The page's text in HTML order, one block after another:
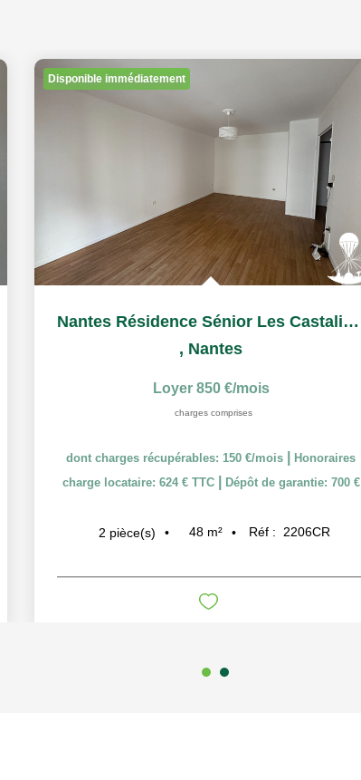
Disponible immédiatement
Nantes Résidence Sénior Les Castalies T2 à louer
, Nantes
Loyer 850 €/mois
charges comprises
dont charges récupérables: 150 €/mois
Honoraires
charge locataire: 624 € TTC
Dépôt de garantie: 700 €
2 pièce(s) 48 m² Réf : 2206CR